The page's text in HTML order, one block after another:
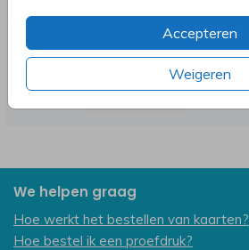
Accepteren
Weigeren
We helpen graag
Hoe werkt het bestellen van kaarten?
Hoe bestel ik een proefdruk?